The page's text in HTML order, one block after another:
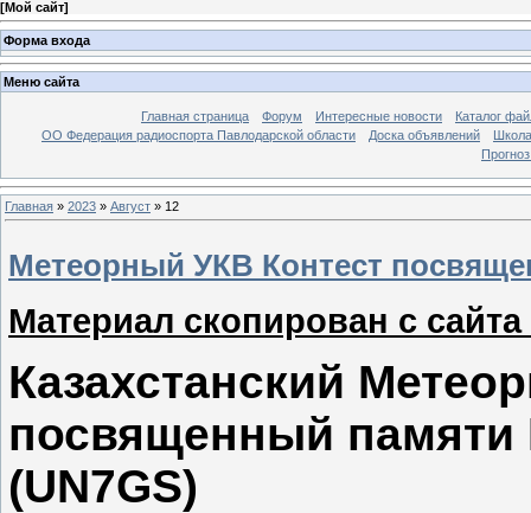
[Мой сайт]
Форма входа
Меню сайта
Главная страница Форум Интересные новости
Каталог
ОО Федерация радиоспорта Павлодарской области
Доска объявлений
Главная » 2023 » Август » 12
Метеорный УКВ Контест
Материал скопирован с
Казахстанский
посвященный памяти
(UN7GS)